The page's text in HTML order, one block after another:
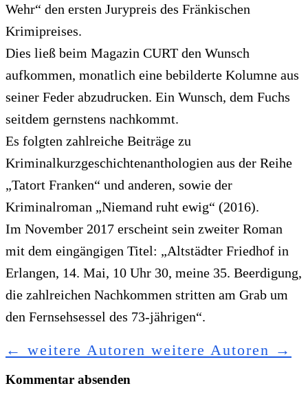
Wehr“ den ersten Jurypreis des Fränkischen
Krimipreises.
Dies ließ beim Magazin CURT den Wunsch
aufkommen, monatlich eine bebilderte Kolumne aus
seiner Feder abzudrucken. Ein Wunsch, dem Fuchs
seitdem gernstens nachkommt.
Es folgten zahlreiche Beiträge zu
Kriminalkurzgeschichtenanthologien aus der Reihe
„Tatort Franken“ und anderen, sowie der
Kriminalroman „Niemand ruht ewig“ (2016).
Im November 2017 erscheint sein zweiter Roman
mit dem eingängigen Titel: „Altstädter Friedhof in
Erlangen, 14. Mai, 10 Uhr 30, meine 35. Beerdigung,
die zahlreichen Nachkommen stritten am Grab um
den Fernsehsessel des 73-jährigen“.
← weitere Autoren weitere Autoren →
Kommentar absenden